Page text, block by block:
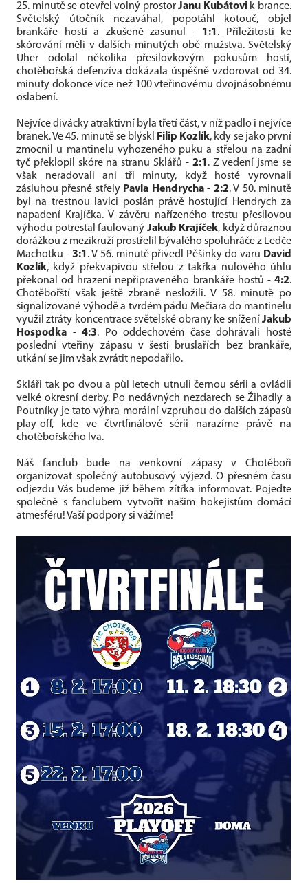
25. minutě se otevřel volný prostorJanu Kubátovik brance.
Světelský útočník nezaváhal, popotáhl kotouč, objel
brankáře hostí a zkušeně zasunul - 1:1. Příležitosti ke
skórování měli v dalších minutých obě mužstva. Světelský
Uher odolal několika přesilovkovým pokusům hostí,
chotěbořská defenzíva dokázala úspěšně vzdorovat od 34.
minuty dokonce více než 100 vteřinovému dvojnásobnému
oslabení.
Nejvíce divácky atraktivní byla třetí část, v níž padlo i nejvíce
branek. Ve 45. minutě se blýskl Filip Kozlík, kdy se jako první
zmocnil u mantinelu vyhozeného puku a střelou na zadní
tyč překlopil skóre na stranu Sklářů - 2:1. Z vedení jsme se
však neradovali ani tři minuty, když hosté vyrovnali
zásluhou přesné střely Pavla Hendrycha- 2:2. V 50. minutě
byl na trestnou lavici poslán právě hostující Hendrych za
napadení Krajíčka. V závěru nařízeného trestu přesilovou
výhodu potrestal faulovaný Jakub Krajíček, když důraznou
dorážkou z mezikruží prostřelil bývalého spoluhráče z Ledče
Machotku - 3:1. V 56. minutě přivedl Pěšinky do varu David
Kozlík, když překvapivou střelou z takřka nulového úhlu
překonal od hrazení nepřipraveného brankáře hostů - 4:2.
Chotěbořští však ještě zbraně nesložili. V 58. minutě po
signalizované výhodě a tvrdém pádu Mečiara do mantinelu
využil ztráty koncentrace světelské obrany ke snížení Jakub
Hospodka -4:3. Po oddechovém čase dohrávali hosté
poslední vteřiny zápasu v šesti bruslařích bez brankáře,
utkání se jim však zvrátit nepodařilo.
Skláři tak po dvou a půl letech utnuli černou sérii a ovládli
velké okresní derby. Po nedávných nezdarech se Žihadly a
Poutníky je tato výhra morální vzpruhou do dalších zápasů
play-off, kde ve čtvrtfinálové sérii narazíme právě na
chotěbořského lva.
Náš fanclub bude na venkovní zápasy v Chotěboři
organizovat společný autobusový výjezd. O přesném času
odjezdu Vás budeme již během zítřka informovat. Pojeďte
společně s fanclubem vytvořit našim hokejistům domácí
atmesféru! Vaší podpory si vážíme!